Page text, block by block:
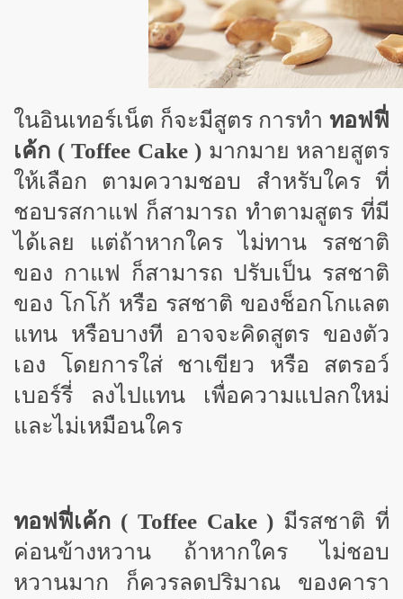
ในอินเทอร์เน็ต ก็จะมีสูตร การทำ ทอฟฟี่
เค้ก ( Toffee Cake ) มากมาย หลายสูตร
ให้เลือก ตามความชอบ สำหรับใคร ที่
ชอบรสกาแฟ ก็สามารถ ทำตามสูตร ที่มี
ได้เลย แต่ถ้าหากใคร ไม่ทาน รสชาติ
ของ กาแฟ ก็สามารถ ปรับเป็น รสชาติ
ของ โกโก้ หรือ รสชาติ ของช็อกโกแลต
แทน หรือบางที อาจจะคิดสูตร ของตัว
เอง โดยการใส่ ชาเขียว หรือ สตรอว์
เบอร์รี่ ลงไปแทน เพื่อความแปลกใหม่
และไม่เหมือนใคร
ทอฟฟี่เค้ก ( Toffee Cake ) มีรสชาติ ที่
ค่อนข้างหวาน ถ้าหากใคร ไม่ชอบ
หวานมาก ก็ควรลดปริมาณ ของคารา